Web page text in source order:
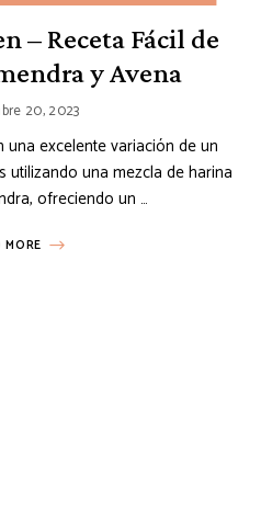
– Receta Fácil de
y Avena
20, 2023
una excelente variación de un
utilizando una mezcla de harina
ofreciendo un …
MORE